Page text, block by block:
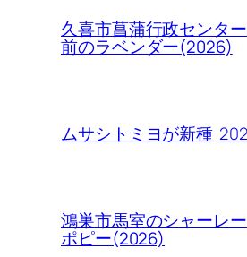
久喜市菖蒲行政センタ
前のラベンダー(2026)
ムサシトミヨが新種
鴻巣市馬室のシャーレー
ポピー(2026)